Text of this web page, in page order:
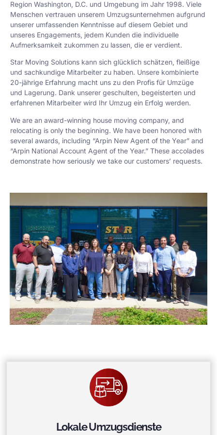
Region Washington, D.C. und Umgebung im Jahr 1998. Viele
Menschen vertrauen unserem Umzugsunternehmen aufgrund
unserer umfassenden Kenntnisse auf diesem Gebiet und
unseres Engagements, jedem Kunden die individuelle
Aufmerksamkeit zukommen zu lassen, die er verdient.
Star Moving Solutions kann sich glücklich schätzen, fleißige
und sachkundige Mitarbeiter zu haben. Unsere kombinierte
20-jährige Erfahrung macht uns zu den Profis für Umzüge
und Lagerung. Dank unserer geschulten, begeisterten und
erfahrenen Mitarbeiter wird Ihr Umzug ein Erfolg werden.
We are an award-winning house moving company, and
relocating is only the beginning. We have been honored with
several awards, including “Arpin New Agent of the Year” and
“Arpin National Account Agent of the Year.” These accolades
demonstrate how seriously we take our customers’ requests.
Lokale Umzugsdienste